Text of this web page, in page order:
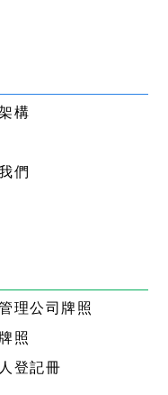
構
們
理公司牌照
照
登記冊